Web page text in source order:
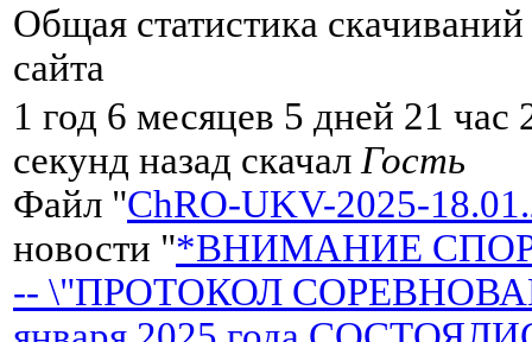
Общая статистика
сайта
1 год 6 месяцев 5 дней 21 час
секунд назад скачал Гость
Файл "ChRO-UKV-2025-
новости "*ВНИМАНИЕ
-- \"ПРОТОКОЛ